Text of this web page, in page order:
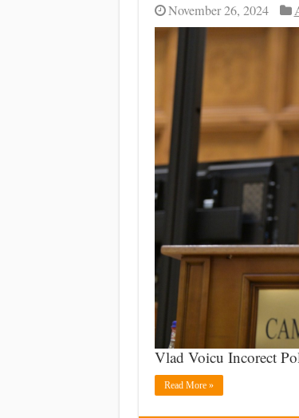
November 26, 2024
Vlad Voicu Incorect
Read More »